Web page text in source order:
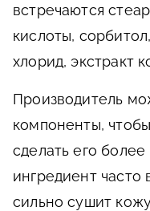
встречаются
кислоты,
хлорид, экстракт
Производитель
компоненты,
сделать его
ингредиент часто
сильно сушит